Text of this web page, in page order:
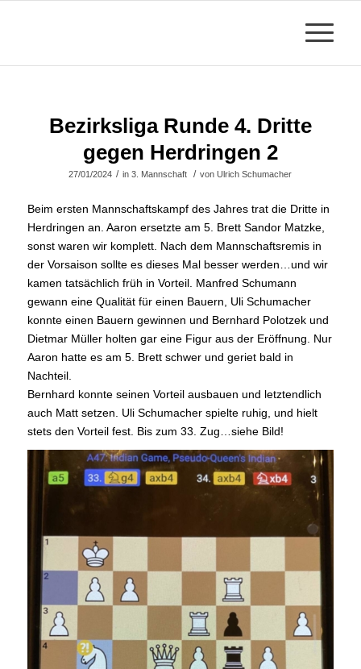
Bezirksliga Runde 4. Dritte
gegen Herdringen 2
27/01/2024 / in3. Mannschaft / vonUlrich Schumacher
Beim ersten Mannschaftskampf des Jahres trat die Dritte in
Herdringen an. Aaron ersetzte am 5. Brett Sandor Matzke,
sonst waren wir komplett. Nach dem Mannschaftsremis in
der Vorsaison sollte es dieses Mal besser werden…und wir
kamen tatsächlich früh in Vorteil. Manfred Schumann
gewann eine Qualität für einen Bauern, Uli Schumacher
konnte einen Bauern gewinnen und Bernhard Polotzek und
Dietmar Müller holten gar eine Figur aus der Eröffnung. Nur
Aaron hatte es am 5. Brett schwer und geriet bald in
Nachteil.
Bernhard konnte seinen Vorteil ausbauen und letztendlich
auch Matt setzen. Uli Schumacher spielte ruhig, und hielt
stets den Vorteil fest. Bis zum 33. Zug…siehe Bild!